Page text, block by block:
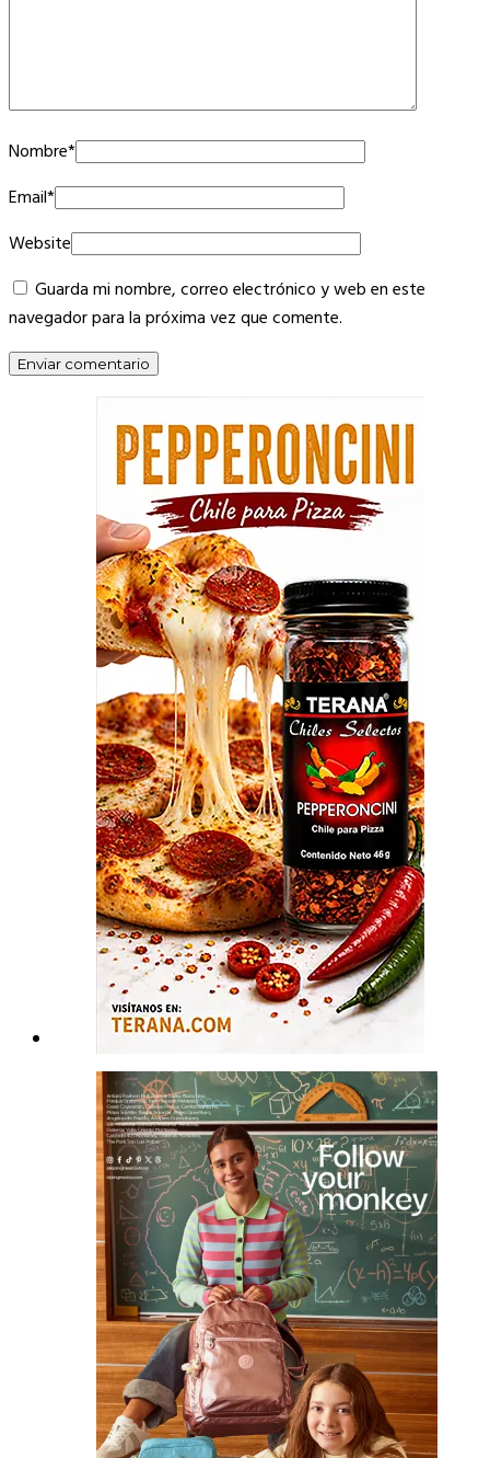
Nombre*
Email*
Website
Guarda mi nombre, correo electrónico y web en este
navegador para la próxima vez que comente.